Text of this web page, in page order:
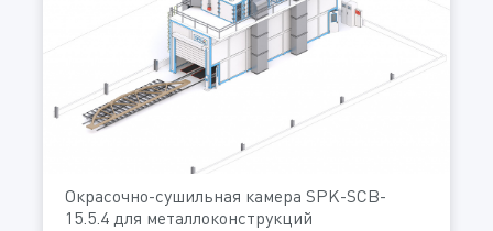
Окрасочно-сушильная камера SPK-SCB-
15.5.4 для металлоконструкций